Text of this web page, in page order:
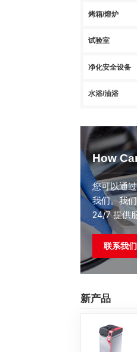
烤箱/熔炉
试验室
净化安全设备
水浴/油浴
How
您可以通
我们。我
24/7 提供
联系我们
新产品